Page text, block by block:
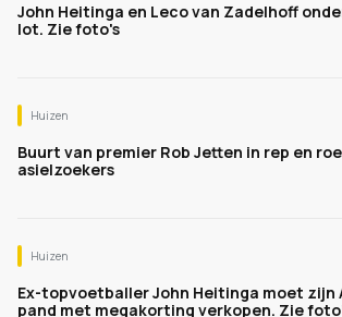
John Heitinga en Leco van Zadelhoff
lot. Zie foto's
Huizen
Buurt van premier Rob Jetten in rep en
asielzoekers
Huizen
Ex-topvoetballer John Heitinga moet zijn
pand met megakorting verkopen. Zie